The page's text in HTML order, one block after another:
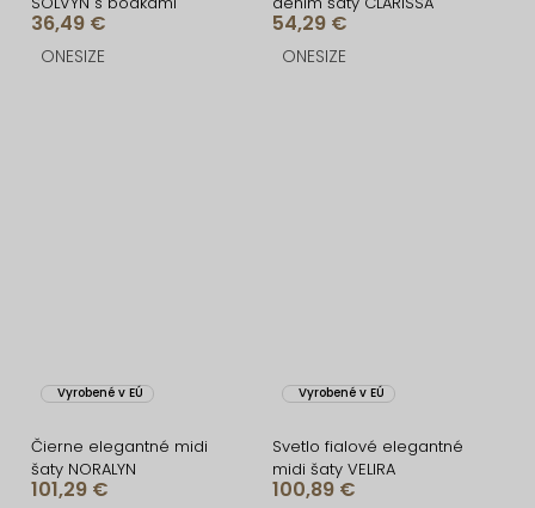
36,49 €
ONESIZE
54,29 €
ONESIZE
Vyrobené v EÚ
Čierne elegantné midi
šaty NORALYN
101,29 €
Vyrobené v EÚ
Svetlo fialové elegantné
midi šaty VELIRA
100,89 €